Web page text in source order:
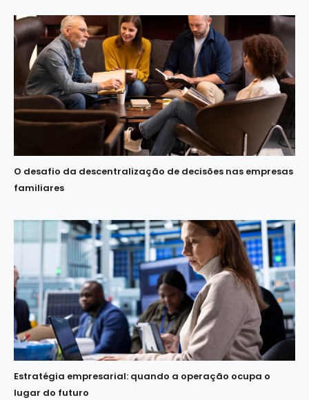
O desafio da descentralização de decisões nas empresas
familiares
Estratégia empresarial: quando a operação ocupa o
lugar do futuro